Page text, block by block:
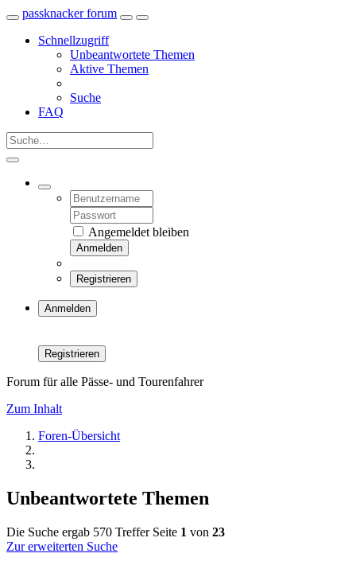
passknacker forum
Schnellzugriff
Unbeantwortete Themen
Aktive Themen
Suche
FAQ
Angemeldet bleiben
Anmelden
Registrieren
Anmelden
Registrieren
Forum für alle Pässe- und Tourenfahrer
Zum Inhalt
Foren-Übersicht
Unbeantwortete Themen
Die Suche ergab 570 Treffer Seite 1 von 23
Zur erweiterten Suche